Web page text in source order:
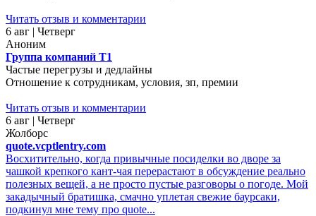
Читать отзыв и комментарии
6 авг | Четверг
Аноним
Группа компаний Т1
Частые перегрузы и дедлайны
Отношение к сотрудникам, условия, зп, премии
Читать отзыв и комментарии
6 авг | Четверг
Жолборс
quote.vcptlentry.com
Восхитительно, когда привычные посиделки во дворе за
чашкой крепкого кант-чая перерастают в обсуждение реально
полезных вещей, а не просто пустые разговоры о погоде. Мой
закадычный братишка, смачно уплетая свежие баурсаки,
подкинул мне тему про quote...